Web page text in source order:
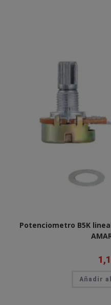
Potenciometro B5K
Añadir